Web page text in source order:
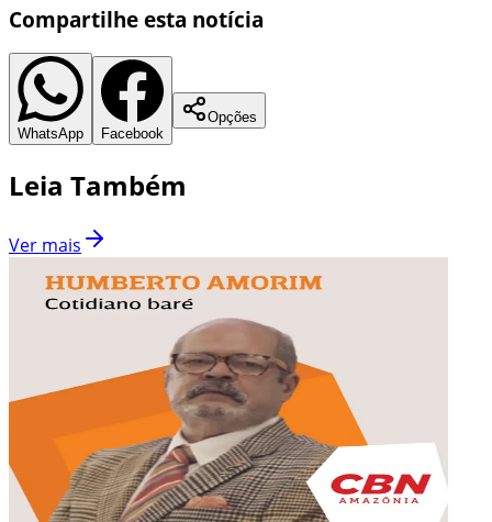
Compartilhe esta notícia
WhatsApp Facebook
Opções
Leia Também
Ver mais